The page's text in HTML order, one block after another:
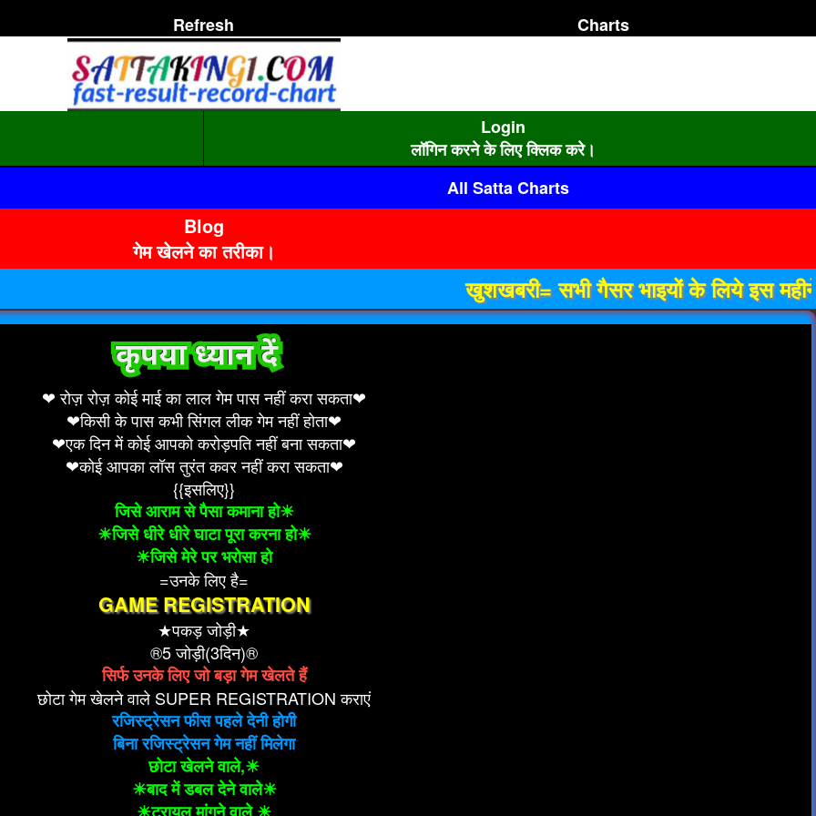
Refresh Charts
Login
लॉगिन करने के लिए क्लिक करे।
All Satta Charts
Blog
गेम खेलने का तरीका।
खुशखबरी= सभी गैसर भाइयों के लिये इस महीने
❤ रोज़ रोज़ कोई माई का लाल गेम पास नहीं करा सकता❤
❤किसी के पास कभी सिंगल लीक गेम नहीं होता❤
❤एक दिन में कोई आपको करोड़पति नहीं बना सकता❤
❤कोई आपका लॉस तुरंत कवर नहीं करा सकता❤
{{इसलिए}}
जिसे आराम से पैसा कमाना हो☀
☀जिसे धीरे धीरे घाटा पूरा करना हो☀
☀जिसे मेरे पर भरोसा हो
=उनके लिए है=
GAME REGISTRATION
★पकड़ जोड़ी★
®5 जोड़ी(3दिन)®
सिर्फ उनके लिए जो बड़ा गेम खेलते हैं
छोटा गेम खेलने वाले SUPER REGISTRATION कराएं
रजिस्ट्रेसन फीस पहले देनी होगी
बिना रजिस्ट्रेसन गेम नहीं मिलेगा
छोटा खेलने वाले,☀
☀बाद में डबल देने वाले☀